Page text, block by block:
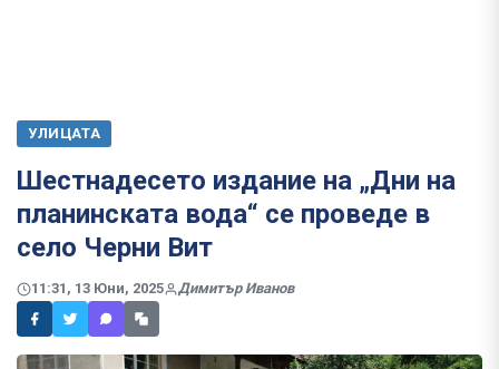
УЛИЦАТА
Шестнадесето издание на „Дни на
планинската вода“ се проведе в
село Черни Вит
11:31, 13 Юни, 2025 Димитър Иванов